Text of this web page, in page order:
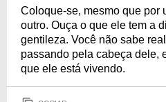
Coloque-se, mesmo que por
outro. Ouça o que ele tem a
gentileza. Você não sabe
passando pela cabeça dele,
que ele está vivendo.